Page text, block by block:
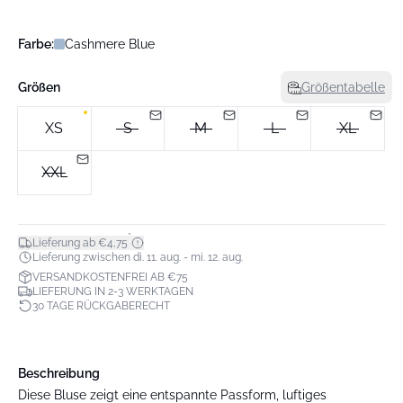
Farbe: Cashmere Blue
Größen Größentabelle
XS S M L XL
XXL
Lieferung ab €4,75*
Lieferung zwischen di. 11. aug. - mi. 12. aug.
VERSANDKOSTENFREI AB €75
LIEFERUNG IN 2-3 WERKTAGEN
30 TAGE RÜCKGABERECHT
Beschreibung
Diese Bluse zeigt eine entspannte Passform, luftiges